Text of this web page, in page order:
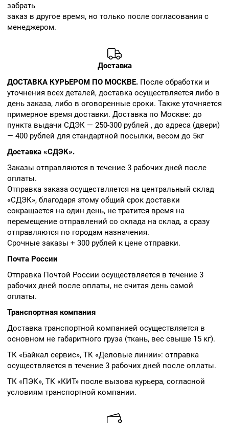
забрать
заказ в другое время, но только после согласования с
менеджером.
Доставка
ДОСТАВКА КУРЬЕРОМ ПО МОСКВЕ. После обработки и
уточнения всех деталей, доставка осуществляется либо в
день заказа, либо в оговоренные сроки. Также уточняется
примерное время доставки. Доставка по Москве: до
пункта выдачи СДЭК — 250-300 рублей , до адреса (двери)
— 400 рублей для стандартной посылки, весом до 5кг
Доставка «СДЭК».
Заказы отправляются в течение 3 рабочих дней после
оплаты.
Отправка заказа осуществляется на центральный склад
«СДЭК», благодаря этому общий срок доставки
сокращается на один день, не тратится время на
перемещение отправлений со склада на склад, а сразу
отправляются по городам назначения.
Срочные заказы + 300 рублей к цене отправки.
Почта России
Отправка Почтой России осуществляется в течение 3
рабочих дней после оплаты, не считая день самой
оплаты.
Транспортная компания
Доставка транспортной компанией осуществляется в
основном не габаритного груза (ткань, вес свыше 15 кг).
ТК «Байкал сервис», ТК «Деловые линии»: отправка
осуществляется в течение 3 рабочих дней после оплаты.
ТК «ПЭК», ТК «КИТ» после вызова курьера, согласной
условиям транспортной компании.